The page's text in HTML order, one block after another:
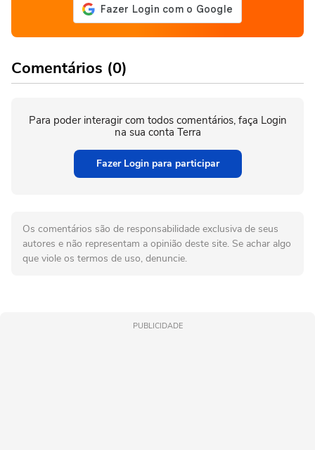
Comentários (0)
Para poder interagir com todos comentários, faça Login
na sua conta Terra
Fazer Login para participar
Os comentários são de responsabilidade exclusiva de seus
autores e não representam a opinião deste site. Se achar algo
que viole os termos de uso, denuncie.
PUBLICIDADE